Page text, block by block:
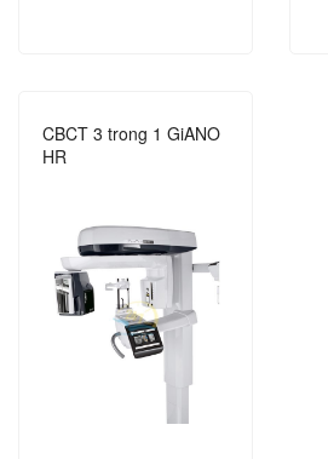
CBCT 3 trong 1 GiANO
HR